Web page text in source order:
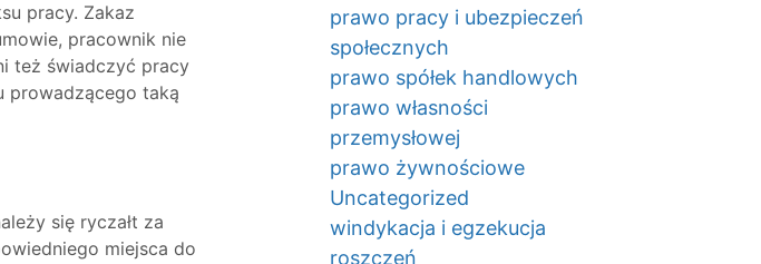
pracy. Zakaz
pracownik nie
też świadczyć pracy
prowadzącego taką
się ryczałt za
miejsca do
prawo pracy i ubezpieczeń
społecznych
prawo spółek handlowych
prawo własności
przemysłowej
prawo żywnościowe
Uncategorized
windykacja i egzekucja
roszczeń